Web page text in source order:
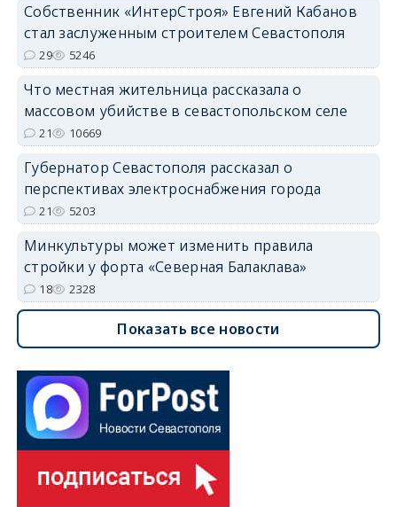
Собственник «ИнтерСтроя» Евгений Кабанов
стал заслуженным строителем Севастополя
29 5246
Что местная жительница рассказала о
массовом убийстве в севастопольском селе
21 10669
Губернатор Севастополя рассказал о
перспективах электроснабжения города
21 5203
Минкультуры может изменить правила
стройки у форта «Северная Балаклава»
18 2328
Показать все новости